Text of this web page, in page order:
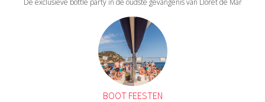
De exclusieve bottle party in de oudste gevangenis van Lloret de Mar
BOOT FEESTEN